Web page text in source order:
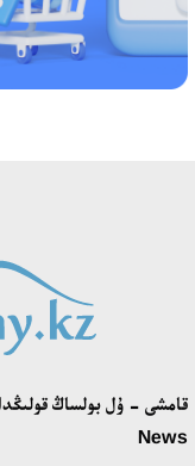
«تەكتىلەر تۋ كوتەرەدى»
قازاق تىلىندەگى «قۇت»
ابايدىڭ ادام تاربيەسى
News